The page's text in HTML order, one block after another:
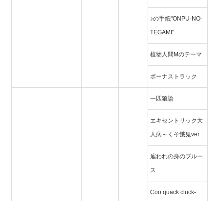
♪の手紙"ONPU-NO-
TEGAMI"
植物人間Mのテーマ
ボーナストラック
一匹狼論
エキセントリック大
人病～くそ餓鬼ver.
雇われの身のブルー
ス
Coo quack cluck-